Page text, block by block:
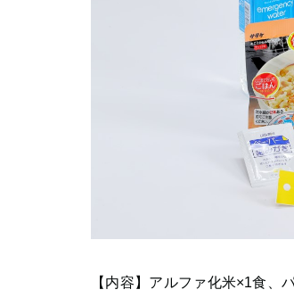
【内容】アルファ化米×1食、